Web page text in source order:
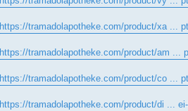
https://tramadolapotheke.com/product/xa ...
https://tramadolapotheke.com/product/am ...
https://tramadolapotheke.com/product/co ...
https://tramadolapotheke.com/product/di ...